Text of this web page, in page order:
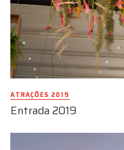
ATRAÇÕES 2019
Entrada 2019